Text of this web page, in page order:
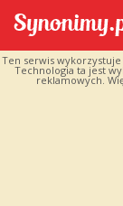
Ten serwis
Technologia ta jest
reklamowych.